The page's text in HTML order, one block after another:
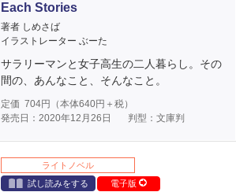
Each Stories
著者 しめさば
イラストレーター ぶーた
サラリーマンと女子高生の二人暮らし。その
間の、あんなこと、そんなこと。
定価 704円（本体640円＋税）
発売日：2020年12月26日
判型：文庫判
ライトノベル
試し読みをする
電子版